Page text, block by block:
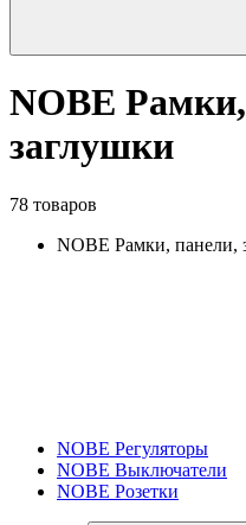
NOBE
заглушки
78 товаров
NOBE Рамки, панели,
NOBE Регуляторы
NOBE Выключатели
NOBE Розетки